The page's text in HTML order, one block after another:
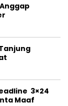
3×24
Maaf